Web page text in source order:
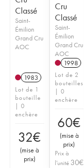
Classé
Saint-
Émilion
Grand Cru
AOC
1983
Lot de 1
bouteille
| 0
enchère
32€
(mise à
prix)
Cru
Classé
Saint-
Émilion
Grand Cru
AOC
1998
Lot de 2
bouteilles
| 0
enchère
60€
(mise à
prix)
Prix à
l'unité 30€